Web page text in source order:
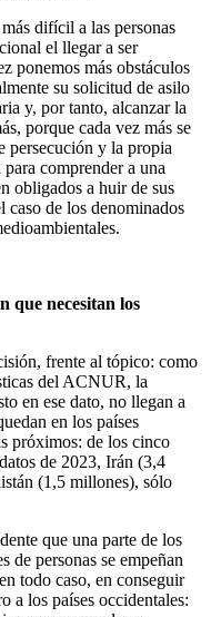
difícil a las personas
el llegar a ser
ponemos más obstáculos
su solicitud de asilo
y, por tanto, alcanzar la
porque cada vez más se
persecución y la propia
comprender a una
obligados a huir de sus
caso de los denominados
que necesitan los
frente al tópico: como
del ACNUR, la
en ese dato, no llegan a
en los países
próximos: de los cinco
de 2023, Irán (3,4
(1,5 millones), sólo
que una parte de los
de personas se empeñan
todo caso, en conseguir
a los países occidentales: